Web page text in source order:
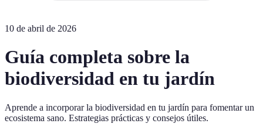
10 de abril de 2026
Guía completa sobre la
biodiversidad en tu jardín
Aprende a incorporar la biodiversidad en tu jardín para fomentar un
ecosistema sano. Estrategias prácticas y consejos útiles.